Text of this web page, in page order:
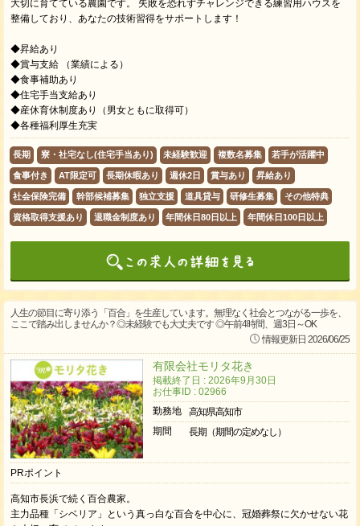
大切に育てている農園です。 失敗を恐れずチャレンジできる練習用ハウスを
整備しており、あなたの技術習得をサポートします！
◆昇給あり
◆賞与支給 （業績による）
◆食事補助あり
◆住宅手当支給あり
◆産休育休制度あり（男女ともに取得可）
◆各種福利厚生充実
長期 寮・社宅なし(住宅手当あり) 未経験歓迎 複数名募集 若手が活躍中
食事付き AT限定可 長期休暇あり 週休2日 賞与あり 昇給あり
社会保険完備 幹部候補募集 独立支援 道具貸与 研修生募集 その他特典
資格取得支援あり 退職金制度あり 年間休日80日以上 年間休日100日以上
人生の節目に寄り添う「百合」を生産しています。無理なく社会とつながる一歩を、
ここで踏み出しませんか？◎未経験でも大丈夫です ◎午前4時間、週3日～OK
情報更新日 2026/06/25
有限会社モリタ花き
掲載終了日 : 2026年9月30日
お仕事ID : 02966
勤務地
高知県高知市
期間
長期（期間の定めなし）
PRポイント
高知市長浜で続く百合農家。
主力品種「シベリア」という真っ白な百合を中心に、冠婚葬祭に欠かせない花